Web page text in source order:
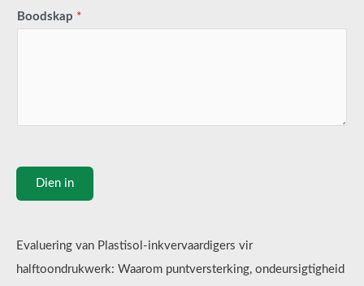
Boodskap *
Dien in
Evaluering van Plastisol-inkvervaardigers vir
halftoondrukwerk: Waarom puntversterking, ondeursigtigheid